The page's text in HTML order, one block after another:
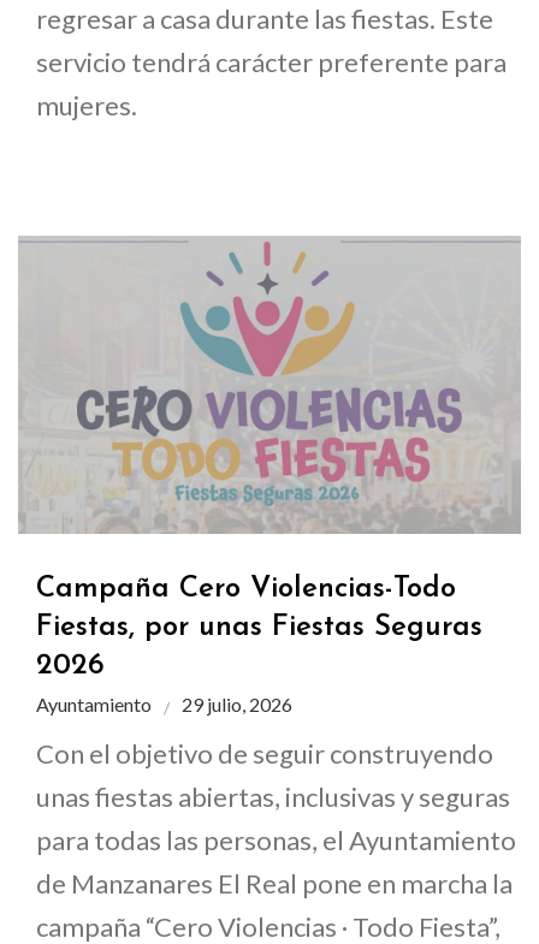
regresar a casa durante las fiestas. Este
servicio tendrá carácter preferente para
mujeres.
Campaña Cero Violencias-Todo
Fiestas, por unas Fiestas Seguras
2026
Ayuntamiento 29 julio, 2026
Con el objetivo de seguir construyendo
unas fiestas abiertas, inclusivas y seguras
para todas las personas, el Ayuntamiento
de Manzanares El Real pone en marcha la
campaña “Cero Violencias · Todo Fiesta”,